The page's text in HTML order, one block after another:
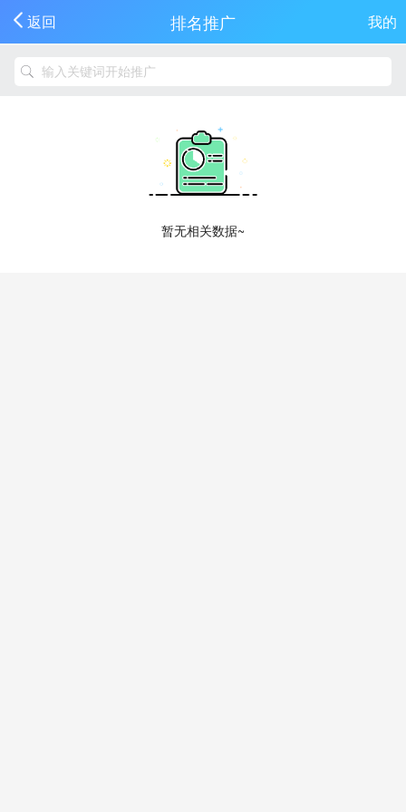
返回 排名推广 我的
暂无相关数据~